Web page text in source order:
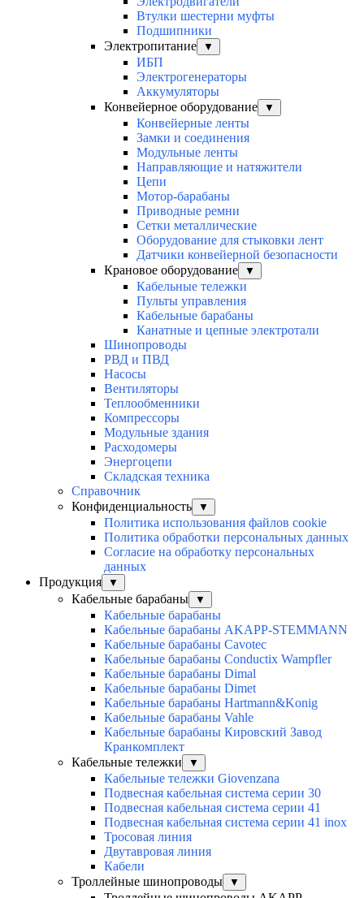
Втулки шестерни муфты
Подшипники
Электропитание
▼
ИБП
Электрогенераторы
Аккумуляторы
Конвейерное оборудование
▼
Конвейерные ленты
Замки и соединения
Модульные ленты
Направляющие и натяжители
Цепи
Мотор-барабаны
Приводные ремни
Сетки металлические
Оборудование для стыковки лент
Датчики конвейерной безопасности
Крановое оборудование
▼
Кабельные тележки
Пульты управления
Кабельные барабаны
Канатные и цепные электротали
Шинопроводы
РВД и ПВД
Насосы
Вентиляторы
Теплообменники
Компрессоры
Модульные здания
Расходомеры
Энергоцепи
Складская техника
Справочник
Конфиденциальность
▼
Политика использования файлов cookie
Политика обработки персональных данных
Согласие на обработку персональных
данных
Продукция
▼
Кабельные барабаны ▼
Кабельные барабаны
Кабельные барабаны AKAPP-STEMMANN
Кабельные барабаны Cavotec
Кабельные барабаны Conductix Wampfler
Кабельные барабаны Dimal
Кабельные барабаны Dimet
Кабельные барабаны Hartmann&Konig
Кабельные барабаны Vahle
Кабельные барабаны Кировский Завод
Кранкомплект
Кабельные тележки
▼
Кабельные тележки Giovenzana
Подвесная кабельная система серии 30
Подвесная кабельная система серии 41
Подвесная кабельная система серии 41 inox
Тросовая линия
Двутавровая линия
Кабели
Троллейные шинопроводы
▼